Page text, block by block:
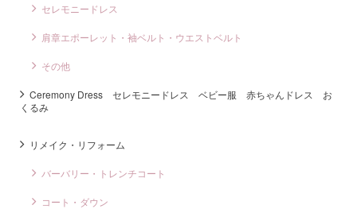
セレモニードレス
肩章エポーレット・袖ベルト・ウエストベルト
その他
Ceremony Dress セレモニードレス ベビー服 赤ちゃんドレス お
くるみ
リメイク・リフォーム
バーバリー・トレンチコート
コート・ダウン